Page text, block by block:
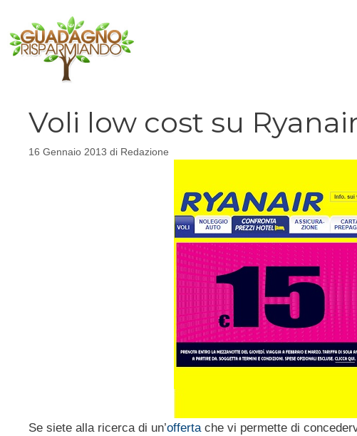
contenuto
Voli low cost su
16 Gennaio 2013 di Redazione
Se siete alla ricerca di un’offertache vi permette di